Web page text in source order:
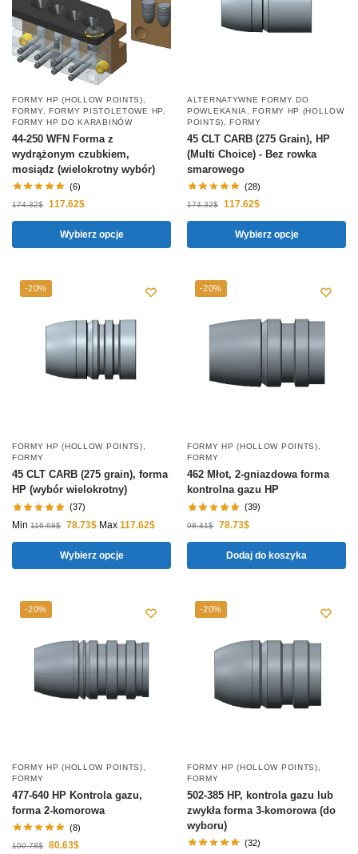
FORMY HP (HOLLOW POINTS)
FORMY, FORMY PISTOLETOWE HP
FORMY HP DO KARABINÓW
44-250 WFN Forma z
wydrążonym czubkiem,
mosiądz (wielokrotny wybór)
(6)
174.32$ 117.62$
Wybierz opcje
ALTERNATYWNE FORMY DO
POWLEKANIA
,FORMY HP (HOLLOW
POINTS) ,FORMY
45 CLT CARB (275 Grain), HP
(Multi Choice) - Bez rowka
smarowego
(28)
174.32$ 117.62$
Wybierz opcje
-20%
FORMY HP (HOLLOW POINTS)
FORMY
45 CLT CARB (275 grain), forma
HP (wybór wielokrotny)
(37)
Min 116.68$ 78.73$ Max 117.62$
Wybierz opcje
-20%
FORMY HP (HOLLOW POINTS)
FORMY
462 Młot, 2-gniazdowa forma
kontrolna gazu HP
(39)
98.41$ 78.73$
Dodaj do koszyka
-20%
FORMY HP (HOLLOW POINTS)
FORMY
477-640 HP Kontrola gazu,
forma 2-komorowa
(8)
100.78$ 80.63$
-20%
FORMY HP (HOLLOW POINTS)
FORMY
502-385 HP, kontrola gazu lub
zwykła forma 3-komorowa (do
wyboru)
(32)